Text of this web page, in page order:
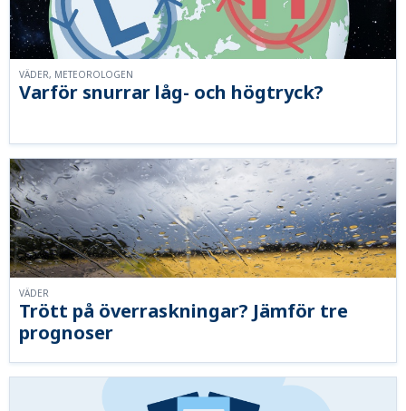
Varför snurrar låg- och högtryck?
VÄDER, METEOROLOGEN
Trött på överraskningar? Jämför tre
prognoser
VÄDER